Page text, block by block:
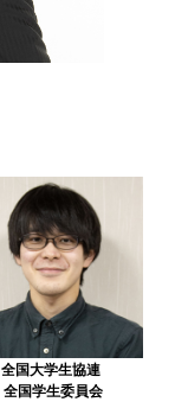
全国大学生協連
全国学生委員会